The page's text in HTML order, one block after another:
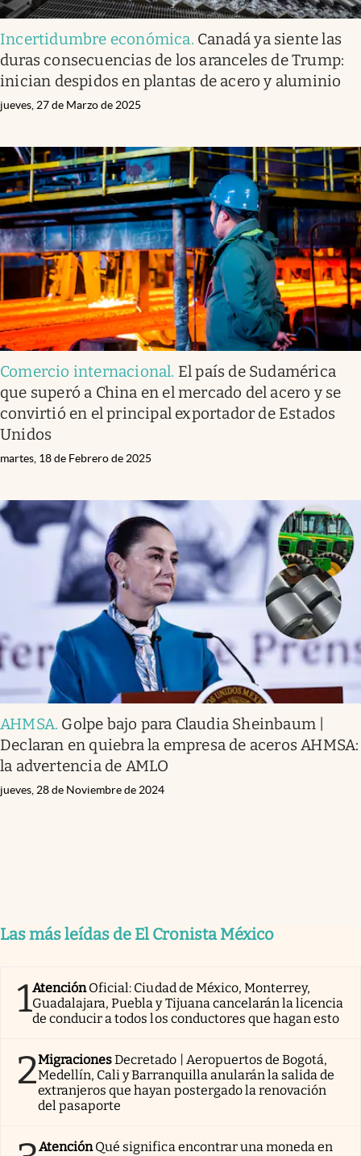
Incertidumbre económica. Canadá ya siente las
duras consecuencias de los aranceles de Trump:
inician despidos en plantas de acero y aluminio
jueves, 27 de Marzo de 2025
Comercio internacional. El país de Sudamérica
que superó a China en el mercado del acero y se
convirtió en el principal exportador de Estados
Unidos
martes, 18 de Febrero de 2025
AHMSA. Golpe bajo para Claudia Sheinbaum |
Declaran en quiebra la empresa de aceros AHMSA:
la advertencia de AMLO
jueves, 28 de Noviembre de 2024
Las más leídas de El Cronista México
1AtenciónOficial: Ciudad de México, Monterrey,
Guadalajara, Puebla y Tijuana cancelarán la licencia
de conducir a todos los conductores que hagan esto
2MigracionesDecretado | Aeropuertos de Bogotá,
Medellín, Cali y Barranquilla anularán la salida de
extranjeros que hayan postergado la renovación
del pasaporte
AtenciónQué significa encontrar una moneda en